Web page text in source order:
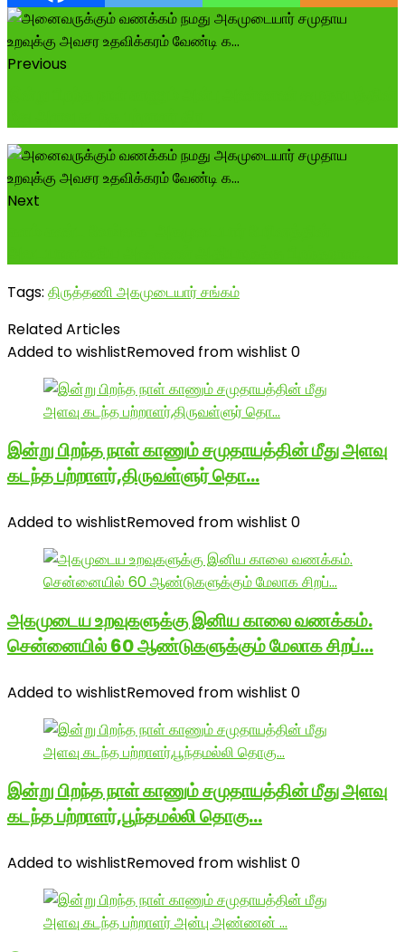
Previous
Next
Tags: திருத்தணி அகமுடையார் சங்கம்
Related Articles
Added to wishlistRemoved from wishlist 0
இன்று பிறந்த நாள் காணும் சமுதாயத்தின் மீது அளவு
கடந்த பற்றாளர்,திருவள்ளுர் தொ…
Added to wishlistRemoved from wishlist 0
அகமுடைய உறவுகளுக்கு இனிய காலை வணக்கம்.
சென்னையில் 60 ஆண்டுகளுக்கும் மேலாக சிறப்…
Added to wishlistRemoved from wishlist 0
இன்று பிறந்த நாள் காணும் சமுதாயத்தின் மீது அளவு
கடந்த பற்றாளர்,பூந்தமல்லி தொகு…
Added to wishlistRemoved from wishlist 0